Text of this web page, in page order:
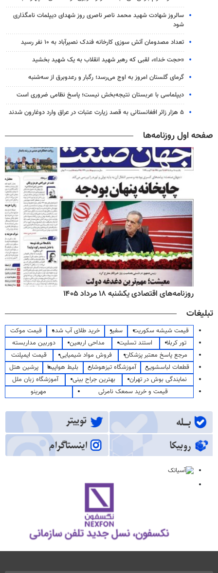
سالروز شهادت شهید محمد ناصر ناصری روز شهدای دیپلمات نامگذاری
شود
تعداد مصدومان آتش سوزی کارخانه فندک نصیرآباد به ۱۰ نفر رسید
«حجت خدا»، لقبی که رهبر شهید انقلاب به یک شهید بخشید
گرمای گلستان امروز به اوج می‌رسد؛ رگبار و رعدوبرق از سه‌شنبه
دیپلماسی با عربستان نتیجه‌بخش نیست؛ پاسخ نظامی ضروری است
۵ هزار زائر افغانستانی به قصد زیارت عتبات در عراق وارد دوغارون شدند
صفحه اول روزنامه‌ها
روزنامه‌های اقتصادی یکشنبه ۱۸ مرداد ۱۴۰۵
تبلیغات
قیمت شیشه سکوریت سفیر خرید طلای آب شده
قیمت موکت
تور کربلا
استند تسلیت مداحی اربعین
دوربین مداربسته
مرجع پاسخ معتبر پزشکان
فروش مواد شیمیایی
قیمت ایمپلنت
قطعات لباسشویی
آموزشگاه تیزهوشان بلیط هواپیما
پرشین هتل
نمایندگی بوش در تهران
بهترین جراح بینی
آموزشگاه زبان ملل
قیمت و خرید سمعک نامرئی
مهرینو